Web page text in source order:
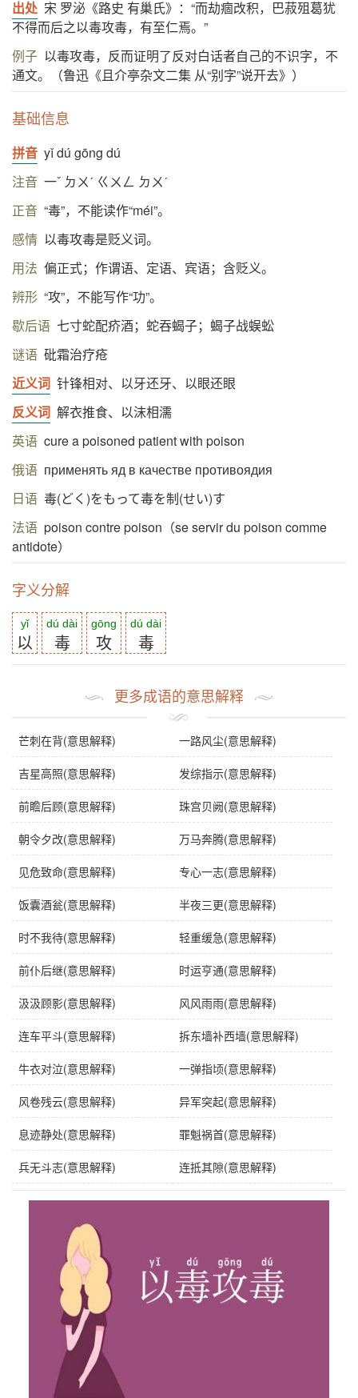
出处 宋 罗泌《路史 有巢氏》：“而劫痼改积，巴菽殂葛犹
不得而后之以毒攻毒，有至仁焉。”
例子 以毒攻毒，反而证明了反对白话者自己的不识字，不
通文。（鲁迅《且介亭杂文二集 从“别字”说开去》）
基础信息
拼音 yǐ dú gōng dú
注音 一ˇ ㄉㄨˊ ㄍㄨㄥ ㄉㄨˊ
正音 “毒”，不能读作“méi”。
感情 以毒攻毒是贬义词。
用法 偏正式；作谓语、定语、宾语；含贬义。
辨形 “攻”，不能写作“功”。
歇后语 七寸蛇配疥酒；蛇吞蝎子；蝎子战蜈蚣
谜语 砒霜治疗疮
近义词 针锋相对、以牙还牙、以眼还眼
反义词 解衣推食、以沫相濡
英语 cure a poisoned patient with poison
俄语 применять яд в качестве противоядия
日语 毒(どく)をもって毒を制(せい)す
法语 poison contre poison（se servir du poison comme
antidote）
字义分解
yǐ
以
dú dài
毒
gōng
攻
dú dài
毒
更多成语的意思解释
芒刺在背(意思解释) 一路风尘(意思解释)
吉星高照(意思解释) 发综指示(意思解释)
前瞻后顾(意思解释) 珠宫贝阙(意思解释)
朝令夕改(意思解释) 万马奔腾(意思解释)
见危致命(意思解释) 专心一志(意思解释)
饭囊酒瓮(意思解释) 半夜三更(意思解释)
时不我待(意思解释) 轻重缓急(意思解释)
前仆后继(意思解释) 时运亨通(意思解释)
汲汲顾影(意思解释) 风风雨雨(意思解释)
连车平斗(意思解释) 拆东墙补西墙(意思解释)
牛衣对泣(意思解释) 一弹指顷(意思解释)
风卷残云(意思解释) 异军突起(意思解释)
息迹静处(意思解释) 罪魁祸首(意思解释)
兵无斗志(意思解释) 连抵其隙(意思解释)